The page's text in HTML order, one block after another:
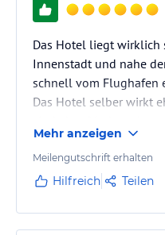
Das Hotel liegt wirklich
Innenstadt und nahe
schnell vom Flughafen
Das Hotel selber wirkt
Mehr anzeigen
Meilengutschrift erhalten
Hilfreich Teilen